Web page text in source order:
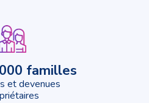
familles
et devenues